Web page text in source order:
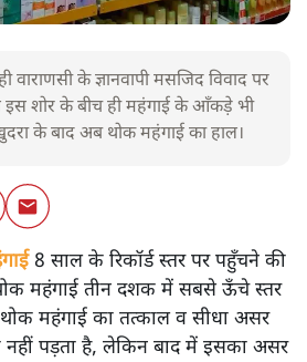
के ज्ञानवापी मसजिद विवाद पर
इस शोर के बीच ही महंगाई के आँकड़े भी
के बाद अब थोक महंगाई का हाल।
8 साल के रिकॉर्ड स्तर पर पहुँचने की
महंगाई तीन दशक में सबसे ऊँचे स्तर
महंगाई का तत्काल व सीधा असर
पड़ता है, लेकिन बाद में इसका असर